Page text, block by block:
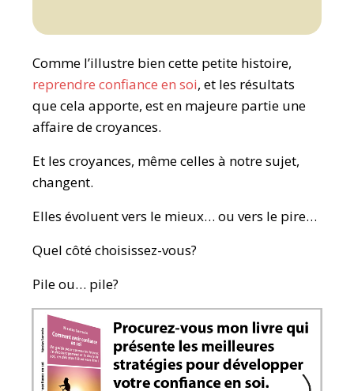
Comme l’illustre bien cette petite histoire,
reprendre confiance en soi, et les résultats
que cela apporte, est en majeure partie une
affaire de croyances.
Et les croyances, même celles à notre sujet,
changent.
Elles évoluent vers le mieux… ou vers le pire…
Quel côté choisissez-vous?
Pile ou… pile?